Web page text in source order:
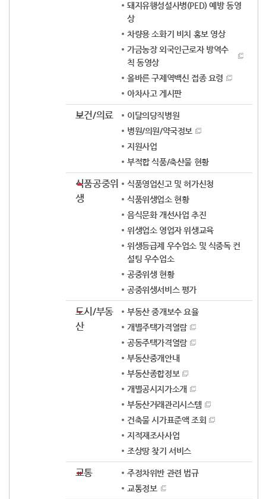
돼지유행성설사병(PED) 예방 동영
상
차량용 소화기 비치 홍보 영상
가금농장 외국인근로자 방역수
칙 동영상
올바른 구제역백신 접종 요령
아차사고 게시판
보건/의료
이달의당직병원
병원/의원/약국정보
지원사업
부적합 식품/축산물 현황
식품공중위
생
식품영업신고 및 허가신청
식품위생업소 현황
음식문화 개선사업 추진
위생업소 영업자 위생교육
위생등급제 우수업소 및 식중독 컨
설팅 우수업소
공중위생 현황
공중위생서비스 평가
도시/부동
산
부동산 중개보수 요율
개별주택가격열람
공동주택가격열람
부동산중개안내
부동산종합정보
개별공시지가소개
부동산거래관리시스템
건축물 시가표준액 조회
지적재조사사업
조상땅 찾기 서비스
교통
주정차위반 관련 법규
교통정보